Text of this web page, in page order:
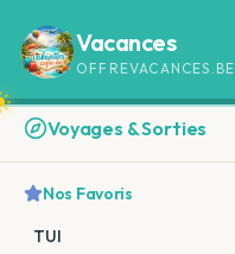
Vacances
OFFREVACANCES.BE
Voyages & Sorties
Nos Favoris
TUI